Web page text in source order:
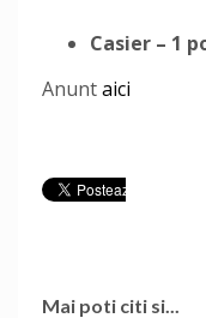
Casier – 1
Anuntaici
Mai poti citi si...